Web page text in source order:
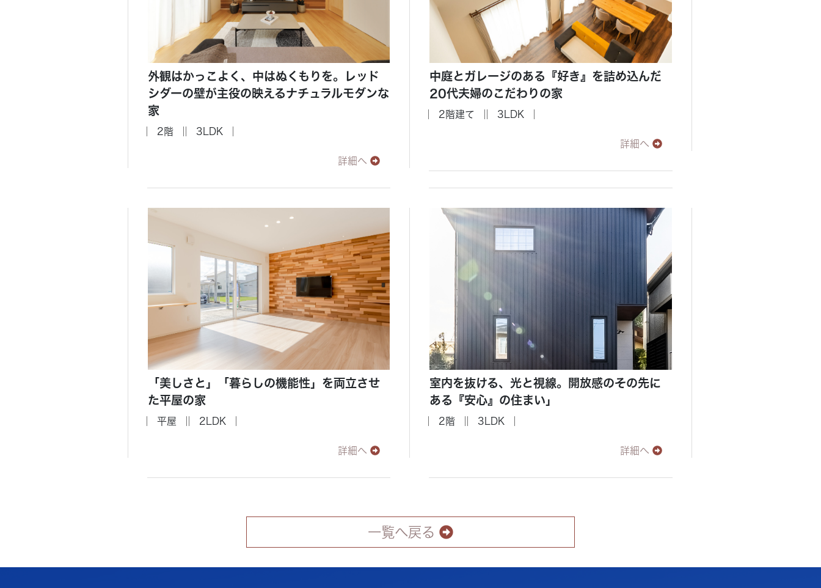
外観はかっこよく、中はぬくもりを。レッド
シダーの壁が主役の映えるナチュラルモダンな
家
2階 3LDK
詳細へ
中庭とガレージのある『好き』を詰め込んだ
20代夫婦のこだわりの家
2階建て 3LDK
詳細へ
「美しさと」「暮らしの機能性」を両立させ
た平屋の家
平屋 2LDK
詳細へ
室内を抜ける、光と視線。開放感のその先に
ある『安心』の住まい」
2階 3LDK
詳細へ
一覧へ戻る